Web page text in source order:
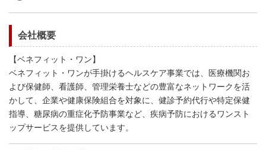
会社概要
【ベネフィット・ワン】
ベネフィット・ワンが手掛けるヘルスケア事業では、医療機関お
よび保健師、看護師、管理栄養士などの豊富なネットワークを活
かして、企業や健康保険組合を対象に、健診予約代行や特定保健
指導、糖尿病の重症化予防事業など、疾病予防におけるワンスト
ップサービスを提供しています。